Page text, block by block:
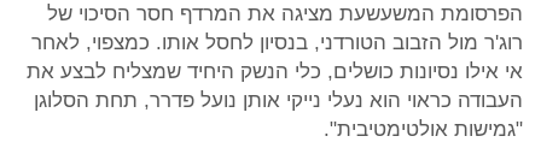
הפרסומת המשעשעת מציגה את המרדף חסר הסיכוי של
רוג'ר מול הזבוב הטורדני, בנסיון לחסל אותו. כמצפוי, לאחר
אי אילו נסיונות כושלים, כלי הנשק היחיד שמצליח לבצע את
העבודה כראוי הוא נעלי נייקי אותן נועל פדרר, תחת הסלוגן
"גמישות אולטימטיבית".